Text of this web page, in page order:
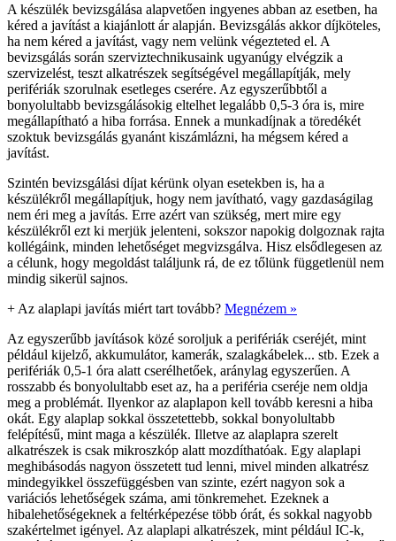
A készülék bevizsgálása alapvetően ingyenes abban az esetben, ha
kéred a javítást a kiajánlott ár alapján. Bevizsgálás akkor díjköteles,
ha nem kéred a javítást, vagy nem velünk végezteted el. A
bevizsgálás során szerviztechnikusaink ugyanúgy elvégzik a
szervizelést, teszt alkatrészek segítségével megállapítják, mely
perifériák szorulnak esetleges cserére. Az egyszerűbbtől a
bonyolultabb bevizsgálásokig eltelhet legalább 0,5-3 óra is, mire
megállapítható a hiba forrása. Ennek a munkadíjnak a töredékét
szoktuk bevizsgálás gyanánt kiszámlázni, ha mégsem kéred a
javítást.
Szintén bevizsgálási díjat kérünk olyan esetekben is, ha a
készülékről megállapítjuk, hogy nem javítható, vagy gazdaságilag
nem éri meg a javítás. Erre azért van szükség, mert mire egy
készülékről ezt ki merjük jelenteni, sokszor napokig dolgoznak rajta
kollégáink, minden lehetőséget megvizsgálva. Hisz elsődlegesen az
a célunk, hogy megoldást találjunk rá, de ez tőlünk függetlenül nem
mindig sikerül sajnos.
+ Az alaplapi javítás miért tart tovább? Megnézem »
Az egyszerűbb javítások közé soroljuk a perifériák cseréjét, mint
például kijelző, akkumulátor, kamerák, szalagkábelek... stb. Ezek a
perifériák 0,5-1 óra alatt cserélhetőek, aránylag egyszerűen. A
rosszabb és bonyolultabb eset az, ha a periféria cseréje nem oldja
meg a problémát. Ilyenkor az alaplapon kell tovább keresni a hiba
okát. Egy alaplap sokkal összetettebb, sokkal bonyolultabb
felépítésű, mint maga a készülék. Illetve az alaplapra szerelt
alkatrészek is csak mikroszkóp alatt mozdíthatóak. Egy alaplapi
meghibásodás nagyon összetett tud lenni, mivel minden alkatrész
mindegyikkel összefüggésben van szinte, ezért nagyon sok a
variációs lehetőségek száma, ami tönkremehet. Ezeknek a
hibalehetőségeknek a feltérképezése több órát, és sokkal nagyobb
szakértelmet igényel. Az alaplapi alkatrészek, mint például IC-k,